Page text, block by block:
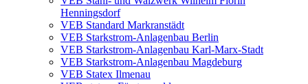
Henningsdorf
VEB Standard Markranstädt
VEB Starkstrom-Anlagenbau Berlin
VEB Starkstrom-Anlagenbau Karl-Marx-Stadt
VEB Starkstrom-Anlagenbau Magdeburg
VEB Statex Ilmenau